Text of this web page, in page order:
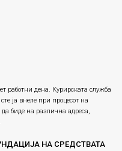
работни дена. Курирската служба
ја внеле при процесот на
да биде на различна адреса,
НА СРЕДСТВАТА